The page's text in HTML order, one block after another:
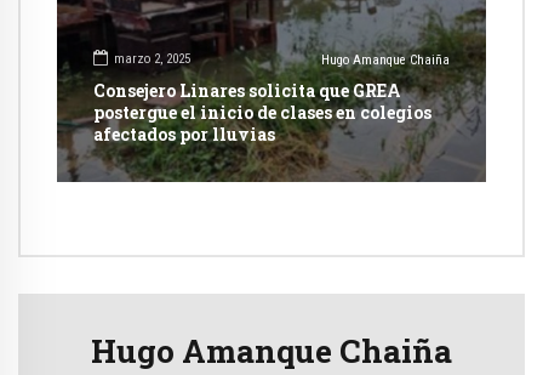
marzo 2, 2025 Hugo Amanque Chaiña
Consejero Linares solicita que GREA
postergue el inicio de clases en colegios
afectados por lluvias
Hugo Amanque Chaiña